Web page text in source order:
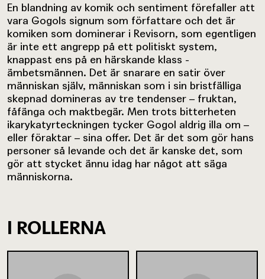
En blandning av komik och sentiment förefaller att
vara Gogols signum som författare och det är
komiken som dominerar i Revisorn, som egentligen
är inte ett angrepp på ett politiskt system,
knappast ens på en härskande klass -
ämbetsmännen. Det är snarare en satir över
människan själv, människan som i sin bristfälliga
skepnad domineras av tre tendenser – fruktan,
fåfänga och maktbegär. Men trots bitterheten
ikarykatyrteckningen tycker Gogol aldrig illa om –
eller föraktar – sina offer. Det är det som gör hans
personer så levande och det är kanske det, som
gör att stycket ännu idag har något att säga
människorna.
I ROLLERNA